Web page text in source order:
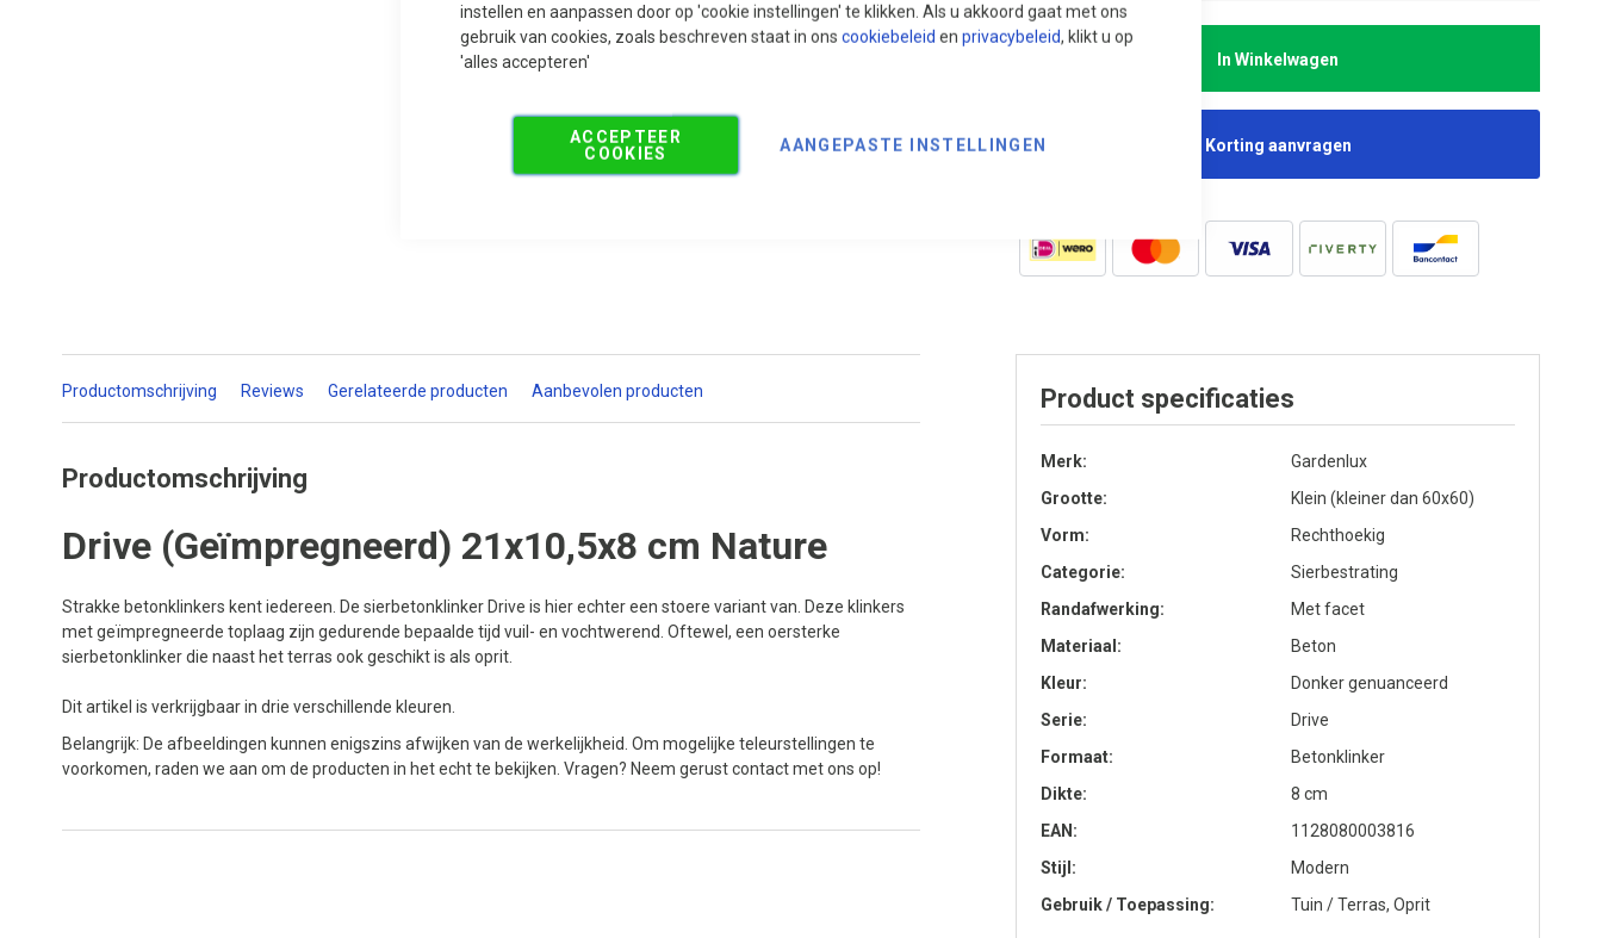
instellen en aanpassen door op 'cookie instellingen' te klikken. Als u akkoord gaat met ons
gebruik van cookies, zoals beschreven staat in ons cookiebeleid en privacybeleid, klikt u op
'alles accepteren'
ACCEPTEER
COOKIES
AANGEPASTE INSTELLINGEN
In Winkelwagen
Korting aanvragen
Productomschrijving Reviews Gerelateerde producten Aanbevolen producten
Productomschrijving
Drive (Geïmpregneerd) 21x10,5x8 cm Nature
Strakke betonklinkers kent iedereen. De sierbetonklinker Drive is hier echter een stoere variant van. Deze klinkers
met geïmpregneerde toplaag zijn gedurende bepaalde tijd vuil- en vochtwerend. Oftewel, een oersterke
sierbetonklinker die naast het terras ook geschikt is als oprit.
Dit artikel is verkrijgbaar in drie verschillende kleuren.
Belangrijk: De afbeeldingen kunnen enigszins afwijken van de werkelijkheid. Om mogelijke teleurstellingen te
voorkomen, raden we aan om de producten in het echt te bekijken. Vragen? Neem gerust contact met ons op!
Product specificaties
Merk
Gardenlux
Grootte
Klein (kleiner dan 60x60)
Vorm
Rechthoekig
Categorie
Sierbestrating
Randafwerking
Met facet
Materiaal
Beton
Kleur
Donker genuanceerd
Serie
Drive
Formaat
Betonklinker
Dikte
8 cm
EAN
1128080003816
Stijl
Modern
Gebruik / Toepassing
Tuin / Terras, Oprit